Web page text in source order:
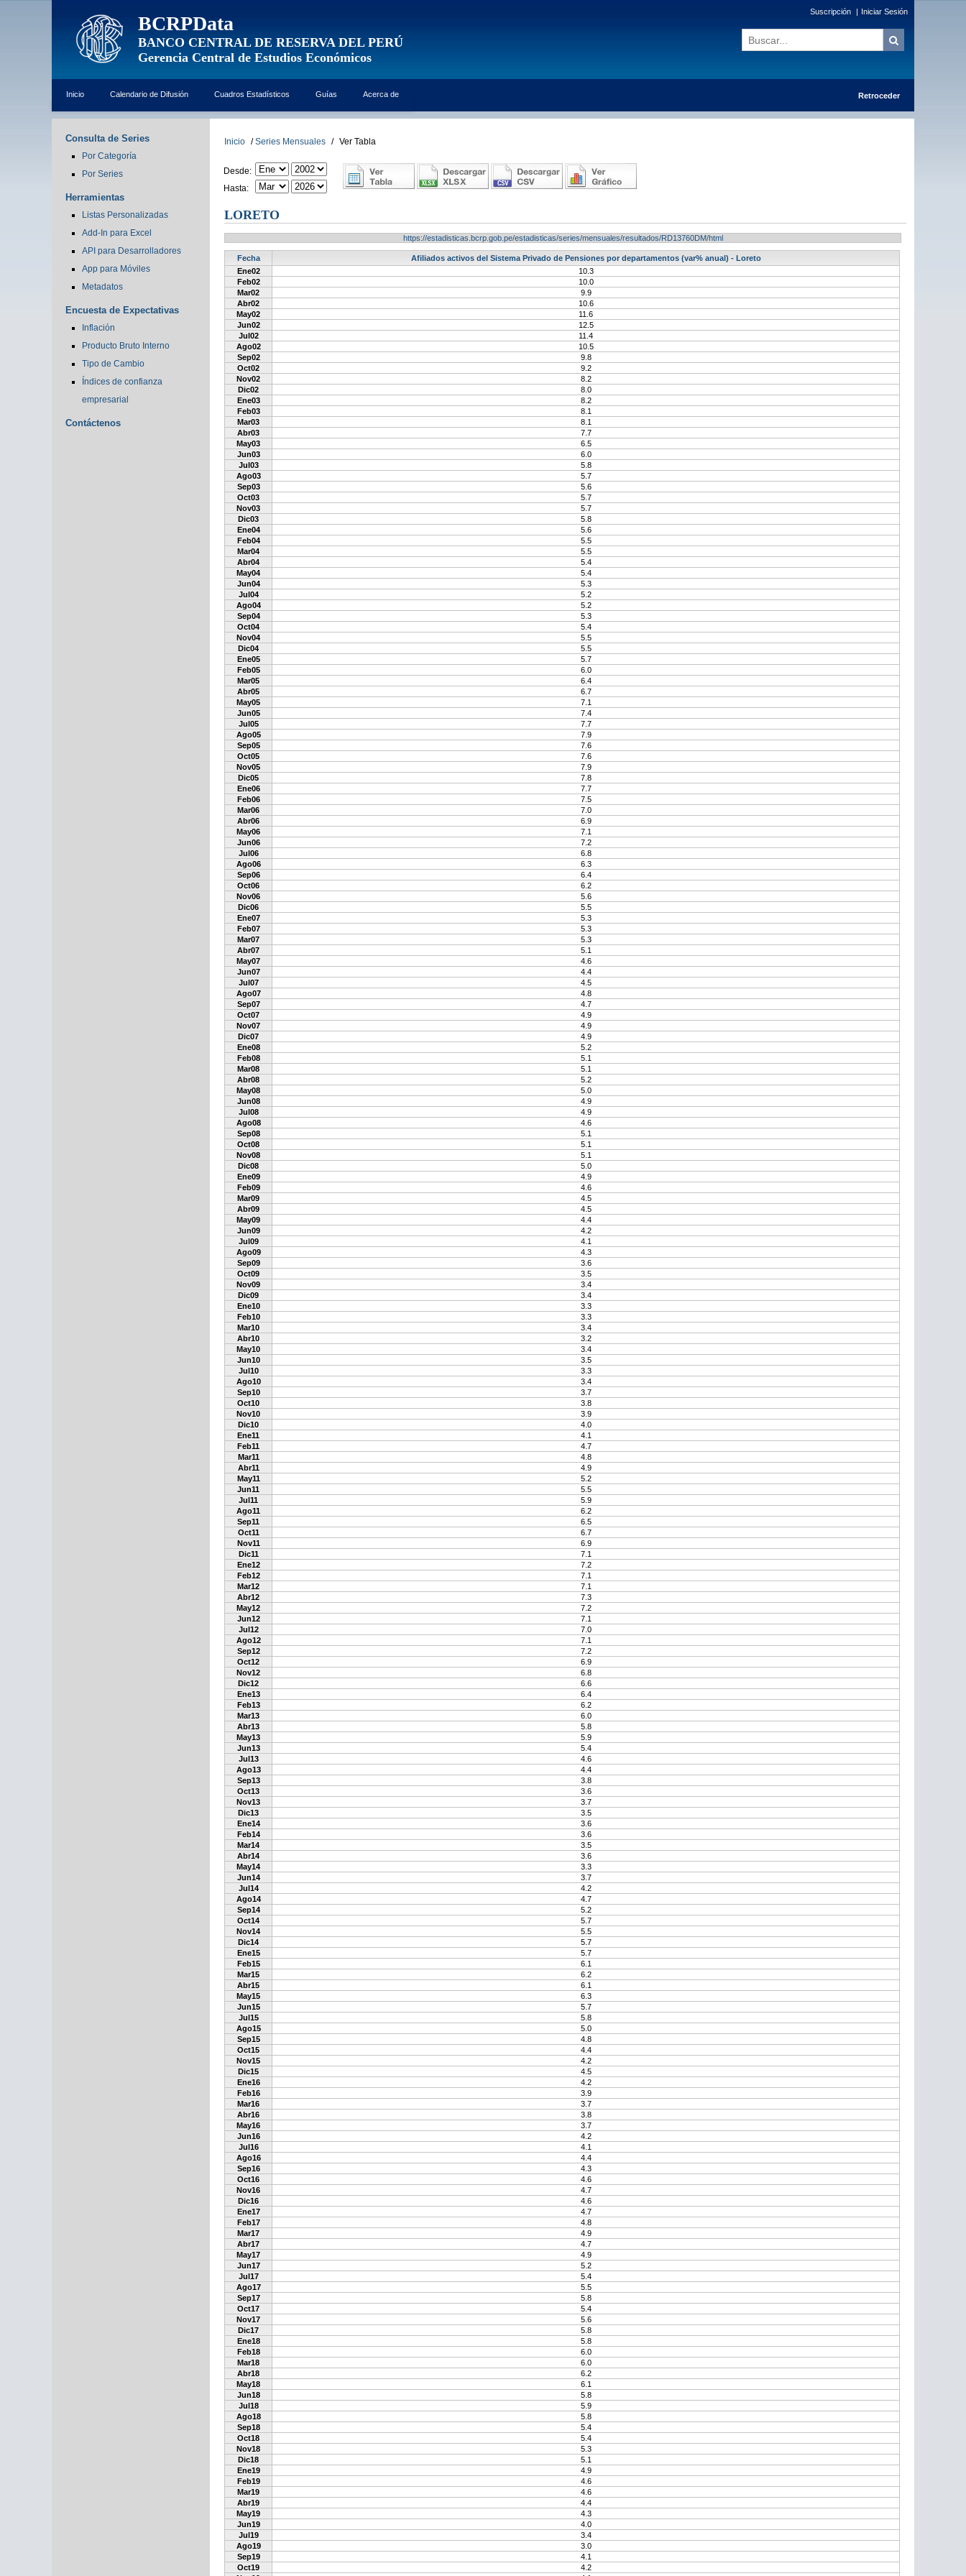
BCRPData
BANCO CENTRAL DE RESERVA DEL PERÚ
Gerencia Central de Estudios Económicos
Suscripción | Iniciar Sesión
Inicio Calendario de Difusión Cuadros Estadísticos Guías Acerca de Retroceder
Consulta de Series
Por Categoría
Por Series
Herramientas
Listas Personalizadas
Add-In para Excel
API para Desarrolladores
App para Móviles
Metadatos
Encuesta de Expectativas
Inflación
Producto Bruto Interno
Tipo de Cambio
Índices de confianza
empresarial
Contáctenos
Inicio / Series Mensuales / Ver Tabla
Desde:
Hasta:
LORETO
https://estadisticas.bcrp.gob.pe/estadisticas/series/mensuales/resultados/RD13760DM/html
Fecha
Afiliados activos del Sistema Privado de Pensiones por departamentos (var% anual) - Loreto
Ene02
10.3
Feb02
10.0
Mar02
9.9
Abr02
10.6
May02
11.6
Jun02
12.5
Jul02
11.4
Ago02
10.5
Sep02
9.8
Oct02
9.2
Nov02
8.2
Dic02
8.0
Ene03
8.2
Feb03
8.1
Mar03
8.1
Abr03
7.7
May03
6.5
Jun03
6.0
Jul03
5.8
Ago03
5.7
Sep03
5.6
Oct03
5.7
Nov03
5.7
Dic03
5.8
Ene04
5.6
Feb04
5.5
Mar04
5.5
Abr04
5.4
May04
5.4
Jun04
5.3
Jul04
5.2
Ago04
5.2
Sep04
5.3
Oct04
5.4
Nov04
5.5
Dic04
5.5
Ene05
5.7
Feb05
6.0
Mar05
6.4
Abr05
6.7
May05
7.1
Jun05
7.4
Jul05
7.7
Ago05
7.9
Sep05
7.6
Oct05
7.6
Nov05
7.9
Dic05
7.8
Ene06
7.7
Feb06
7.5
Mar06
7.0
Abr06
6.9
May06
7.1
Jun06
7.2
Jul06
6.8
Ago06
6.3
Sep06
6.4
Oct06
6.2
Nov06
5.6
Dic06
5.5
Ene07
5.3
Feb07
5.3
Mar07
5.3
Abr07
5.1
May07
4.6
Jun07
4.4
Jul07
4.5
Ago07
4.8
Sep07
4.7
Oct07
4.9
Nov07
4.9
Dic07
4.9
Ene08
5.2
Feb08
5.1
Mar08
5.1
Abr08
5.2
May08
5.0
Jun08
4.9
Jul08
4.9
Ago08
4.6
Sep08
5.1
Oct08
5.1
Nov08
5.1
Dic08
5.0
Ene09
4.9
Feb09
4.6
Mar09
4.5
Abr09
4.5
May09
4.4
Jun09
4.2
Jul09
4.1
Ago09
4.3
Sep09
3.6
Oct09
3.5
Nov09
3.4
Dic09
3.4
Ene10
3.3
Feb10
3.3
Mar10
3.4
Abr10
3.2
May10
3.4
Jun10
3.5
Jul10
3.3
Ago10
3.4
Sep10
3.7
Oct10
3.8
Nov10
3.9
Dic10
4.0
Ene11
4.1
Feb11
4.7
Mar11
4.8
Abr11
4.9
May11
5.2
Jun11
5.5
Jul11
5.9
Ago11
6.2
Sep11
6.5
Oct11
6.7
Nov11
6.9
Dic11
7.1
Ene12
7.2
Feb12
7.1
Mar12
7.1
Abr12
7.3
May12
7.2
Jun12
7.1
Jul12
7.0
Ago12
7.1
Sep12
7.2
Oct12
6.9
Nov12
6.8
Dic12
6.6
Ene13
6.4
Feb13
6.2
Mar13
6.0
Abr13
5.8
May13
5.9
Jun13
5.4
Jul13
4.6
Ago13
4.4
Sep13
3.8
Oct13
3.6
Nov13
3.7
Dic13
3.5
Ene14
3.6
Feb14
3.6
Mar14
3.5
Abr14
3.6
May14
3.3
Jun14
3.7
Jul14
4.2
Ago14
4.7
Sep14
5.2
Oct14
5.7
Nov14
5.5
Dic14
5.7
Ene15
5.7
Feb15
6.1
Mar15
6.2
Abr15
6.1
May15
6.3
Jun15
5.7
Jul15
5.8
Ago15
5.0
Sep15
4.8
Oct15
4.4
Nov15
4.2
Dic15
4.5
Ene16
4.2
Feb16
3.9
Mar16
3.7
Abr16
3.8
May16
3.7
Jun16
4.2
Jul16
4.1
Ago16
4.4
Sep16
4.3
Oct16
4.6
Nov16
4.7
Dic16
4.6
Ene17
4.7
Feb17
4.8
Mar17
4.9
Abr17
4.7
May17
4.9
Jun17
5.2
Jul17
5.4
Ago17
5.5
Sep17
5.8
Oct17
5.4
Nov17
5.6
Dic17
5.8
Ene18
5.8
Feb18
6.0
Mar18
6.0
Abr18
6.2
May18
6.1
Jun18
5.8
Jul18
5.9
Ago18
5.8
Sep18
5.4
Oct18
5.4
Nov18
5.3
Dic18
5.1
Ene19
4.9
Feb19
4.6
Mar19
4.6
Abr19
4.4
May19
4.3
Jun19
4.0
Jul19
3.4
Ago19
3.0
Sep19
4.1
Oct19
4.2